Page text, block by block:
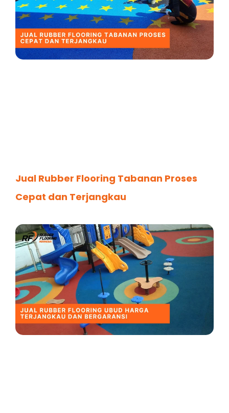
Jual Rubber Flooring Tabanan Proses
Cepat dan Terjangkau